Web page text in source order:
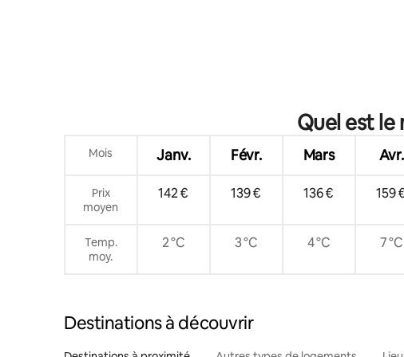
Quel est
Mois Janv. Févr. Mars Avr.
Prix
moyen
142 € 139 € 136 € 159
Temp.
moy.
2 °C 3 °C 4 °C 7 °C
Destinations à découvrir